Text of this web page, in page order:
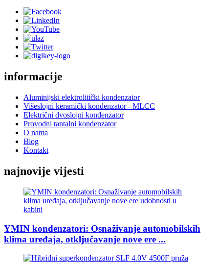
informacije
Aluminijski elektrolitički kondenzator
Višeslojni keramički kondenzator - MLCC
Električni dvoslojni kondenzator
Provodni tantalni kondenzator
O nama
Blog
Kontakt
najnovije vijesti
YMIN kondenzatori: Osnaživanje automobilskih
klima uređaja, otključavanje nove ere ...